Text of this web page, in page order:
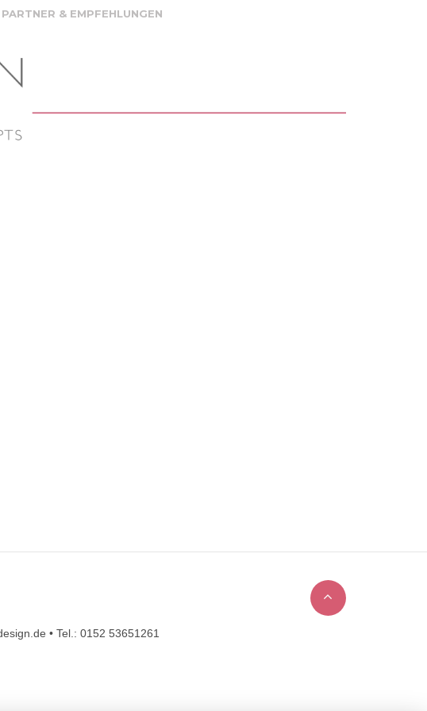
PARTNER & EMPFEHLUNGEN
• Tel.: 0152 53651261